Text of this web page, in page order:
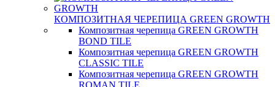
КОМПОЗИТНАЯ ЧЕРЕПИЦА GREEN GROWTH
Композитная черепица GREEN GROWTH
BOND TILE
Композитная черепица GREEN GROWTH
CLASSIC TILE
Композитная черепица GREEN GROWTH
ROMAN TILE